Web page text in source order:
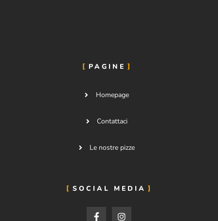
PAGINE
Homepage
Contattaci
Le nostre pizze
SOCIAL MEDIA